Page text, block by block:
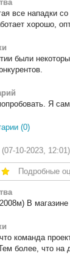
все нападки
хорошо,
были
Я
(0)
(07-10-2023, 12:01)
Подробные
В
команда
более, что на